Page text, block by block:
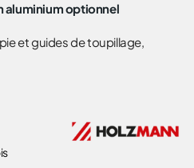
aluminiumoptionnel
et guides de toupillage,